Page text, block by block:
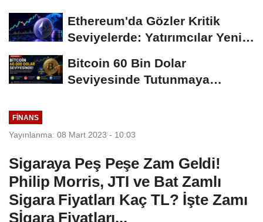
Ethereum'da Gözler Kritik
Seviyelerde: Yatırımcılar Yeni
Bitcoin 60 Bin Dolar
Seviyesinde Tutunmaya
FINANS
Yayınlanma: 08 Mart 2023 - 10:03
Sigaraya Peş Peşe Zam Geldi!
Philip Morris, JTI ve Bat Zamlı
Sigara Fiyatları Kaç TL? İşte Zamı
Sİgara Fiyatları...